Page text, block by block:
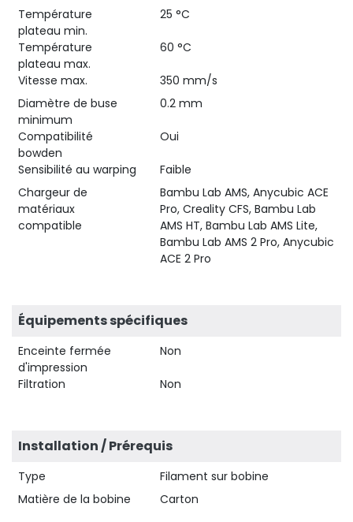
Température
plateau min.
25 °C
Température
plateau max.
60 °C
Vitesse max.
350 mm/s
Diamètre de buse
minimum
0.2 mm
Compatibilité
bowden
Oui
Sensibilité au warping
Faible
Chargeur de
matériaux
compatible
Bambu Lab AMS, Anycubic ACE
Pro, Creality CFS, Bambu Lab
AMS HT, Bambu Lab AMS Lite,
Bambu Lab AMS 2 Pro, Anycubic
ACE 2 Pro
Équipements spécifiques
Enceinte fermée
d'impression
Non
Filtration Non
Installation / Prérequis
Type
Filament sur bobine
Matière de la bobine
Carton